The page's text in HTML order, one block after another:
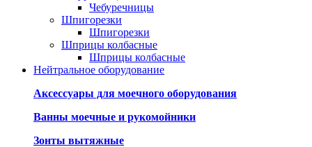
Чебуречницы
Шпигорезки
Шпигорезки
Шприцы колбасные
Шприцы колбасные
Нейтральное оборудование
Аксессуары для моечного оборудования
Ванны моечные и рукомойники
Зонты вытяжные